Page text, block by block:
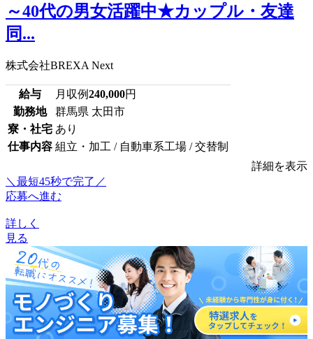
～40代の男女活躍中★カップル・友達
同...
株式会社BREXA Next
給与 月収例240,000円
勤務地
群馬県 太田市
寮・社宅 あり
仕事内容 組立・加工 / 自動車系工場 / 交替制
詳細を表示
＼最短45秒で完了／
応募へ進む
詳しく
見る